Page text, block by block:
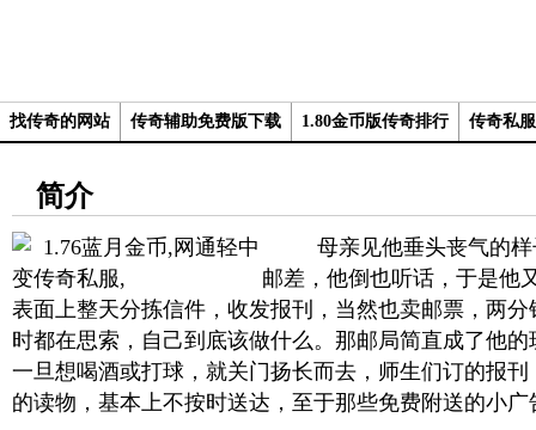
找传奇的网站 传奇辅助免费版下载 1.80金币版传奇排行 传奇私
简介
母亲见他垂头丧气的样
邮差，他倒也听话，于是他
表面上整天分拣信件，收发报刊，当然也卖邮票，两
时都在思索，自己到底该做什么。那邮局简直成了他
一旦想喝酒或打球，就关门扬长而去，师生们订的报
的读物，基本上不按时送达，至于那些免费附送的小